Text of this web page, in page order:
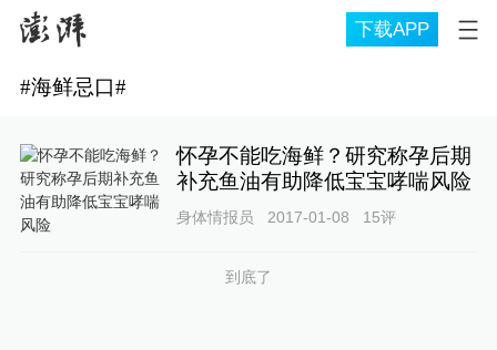
下载APP
#海鲜忌口#
怀孕不能吃海鲜？研究称孕后期
补充鱼油有助降低宝宝哮喘风险
身体情报员 2017-01-08 15评
到底了